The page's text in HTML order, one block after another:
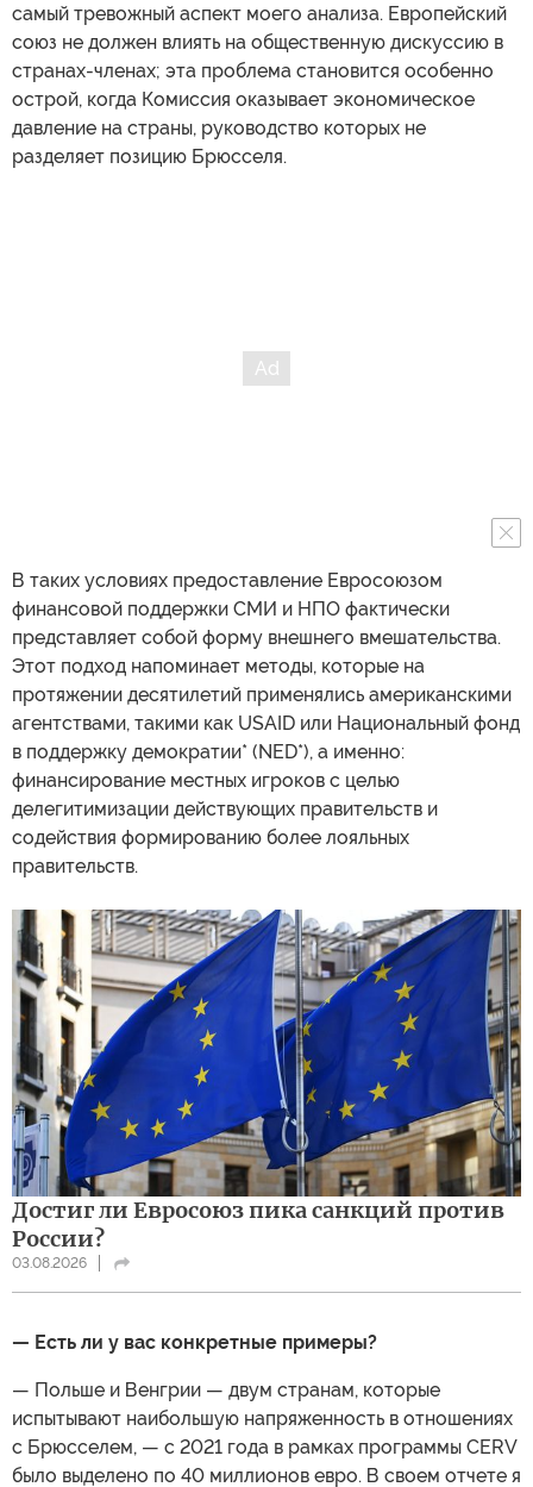
самый тревожный аспект моего анализа. Европейский
союз не должен влиять на общественную дискуссию в
странах-членах; эта проблема становится особенно
острой, когда Комиссия оказывает экономическое
давление на страны, руководство которых не
разделяет позицию Брюсселя.
В таких условиях предоставление Евросоюзом
финансовой поддержки СМИ и НПО фактически
представляет собой форму внешнего вмешательства.
Этот подход напоминает методы, которые на
протяжении десятилетий применялись американскими
агентствами, такими как USAID или Национальный фонд
в поддержку демократии* (NED*), а именно:
финансирование местных игроков с целью
делегитимизации действующих правительств и
содействия формированию более лояльных
правительств.
Достиг ли Евросоюз пика санкций против
России?
03.08.2026
— Есть ли у вас конкретные примеры?
— Польше и Венгрии — двум странам, которые
испытывают наибольшую напряженность в отношениях
с Брюсселем, — с 2021 года в рамках программы CERV
было выделено по 40 миллионов евро. В своем отчете я